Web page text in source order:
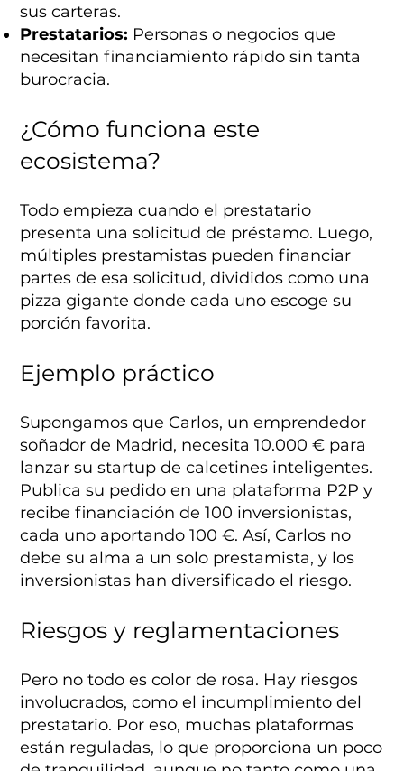
sus carteras.
Prestatarios: Personas o negocios que
necesitan financiamiento rápido sin tanta
burocracia.
¿Cómo funciona este
ecosistema?
Todo empieza cuando el prestatario
presenta una solicitud de préstamo. Luego,
múltiples prestamistas pueden financiar
partes de esa solicitud, divididos como una
pizza gigante donde cada uno escoge su
porción favorita.
Ejemplo práctico
Supongamos que Carlos, un emprendedor
soñador de Madrid, necesita 10.000 € para
lanzar su startup de calcetines inteligentes.
Publica su pedido en una plataforma P2P y
recibe financiación de 100 inversionistas,
cada uno aportando 100 €. Así, Carlos no
debe su alma a un solo prestamista, y los
inversionistas han diversificado el riesgo.
Riesgos y reglamentaciones
Pero no todo es color de rosa. Hay riesgos
involucrados, como el incumplimiento del
prestatario. Por eso, muchas plataformas
están reguladas, lo que proporciona un poco